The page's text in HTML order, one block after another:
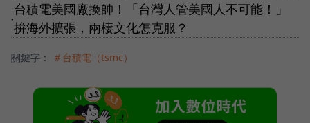
●
台積電美國廠換帥！「台灣人管美國人不可能！」
拚海外擴張，兩棲文化怎克服？
關鍵字： ＃台積電（tsmc）